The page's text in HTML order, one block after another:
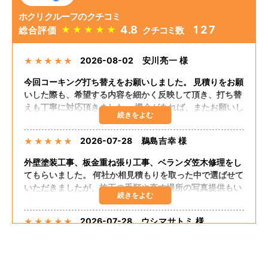
ホクリクルーフのクチコミ
総合評価 ★ ★ ★ ★ ★ 4.8 クチコミ数 127
★ ★ ★ ★ ★ 2026-08-02 安川亮一 様
今回コーキング打ち替えをお願いしました。 見積りをお願
いした際も、希望する内容を細かく反映して頂き、打ち替
えも丁寧に対応頂きました。 機会があれば、またお願いし
★ ★ ★ ★ ★ 2026-07-28 鵜島吉幸 様
外壁塗装工事、板金重ね張り工事、ベランダ笠木修理をし
てもらいました。 何社か相見積もりを取った中で選ばせて
いただきましたが、施工の手順や直す場所の写真提供もい
ただき、自分の直してほしいところも聞いてくださりまし
た。 追加の工事もしてくださり、思った予算で出来まし
た。 嬉しく思います。 担当の方が話しやすく足繁く来て
★★★★★ 2026-07-28 ウシマサトミ 様